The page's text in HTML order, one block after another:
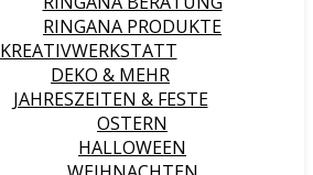
RINGANA PRODUKTE
KREATIVWERKSTATT
DEKO & MEHR
JAHRESZEITEN & FESTE
OSTERN
HALLOWEEN